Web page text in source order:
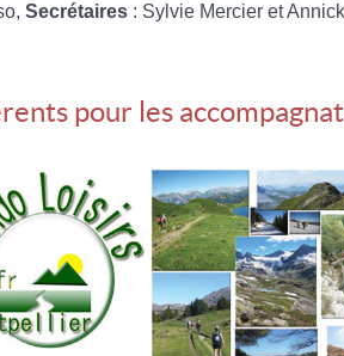
Secrétaires : Sylvie Mercier et
pour les